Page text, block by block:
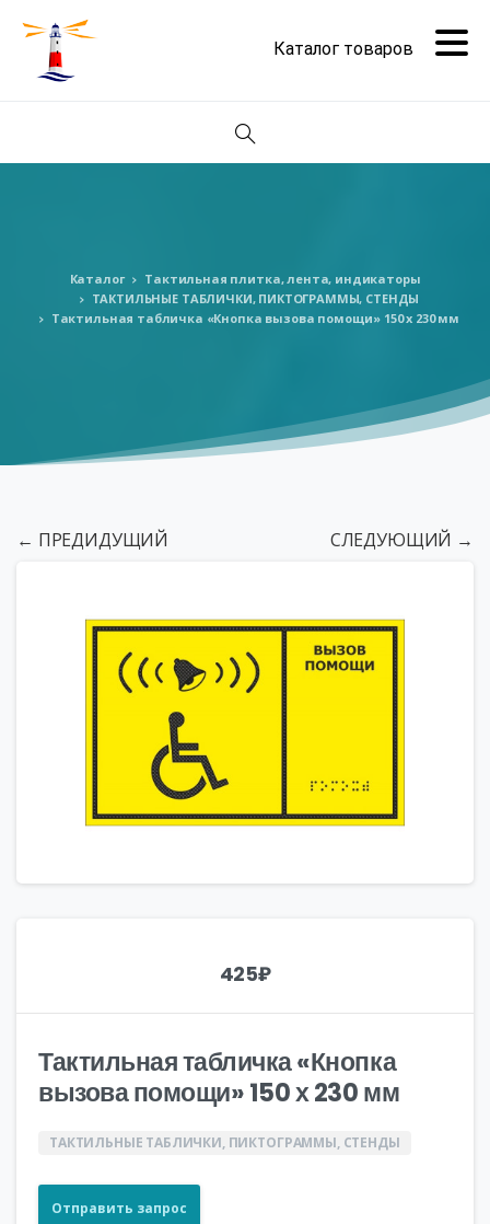
Поиск
Каталог
Тактильная плитка, лента, индикаторы
ТАКТИЛЬНЫЕ ТАБЛИЧКИ, ПИКТОГРАММЫ, СТЕНДЫ
Тактильная табличка «Кнопка вызова помощи» 150 х 230 мм
← ПРЕДИДУЩИЙ СЛЕДУЮЩИЙ →
425₽
Тактильная табличка «Кнопка
вызова помощи» 150 х 230 мм
ТАКТИЛЬНЫЕ ТАБЛИЧКИ, ПИКТОГРАММЫ, СТЕНДЫ
Отправить запрос